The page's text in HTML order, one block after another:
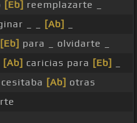
[Eb] reemplazarte _
_ _ [Ab]
[Eb] para _ olvidarte _
[Ab] caricias para [Eb]
[Ab] otras